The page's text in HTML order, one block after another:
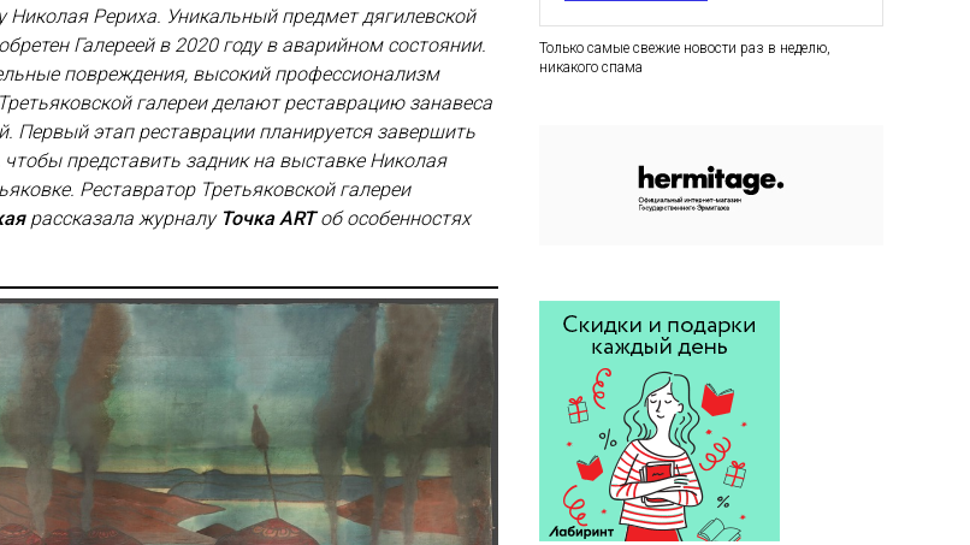
Николая Рериха. Уникальный предмет дягилевской
Галереей в 2020 году в аварийном состоянии.
повреждения, высокий профессионализм
галереи делают реставрацию занавеса
Первый этап реставрации планируется завершить
представить задник на выставке Николая
Реставратор Третьяковской галереи
рассказала журналу Точка ARTоб особенностях
Только самые свежие новости раз в неделю,
никакого спама